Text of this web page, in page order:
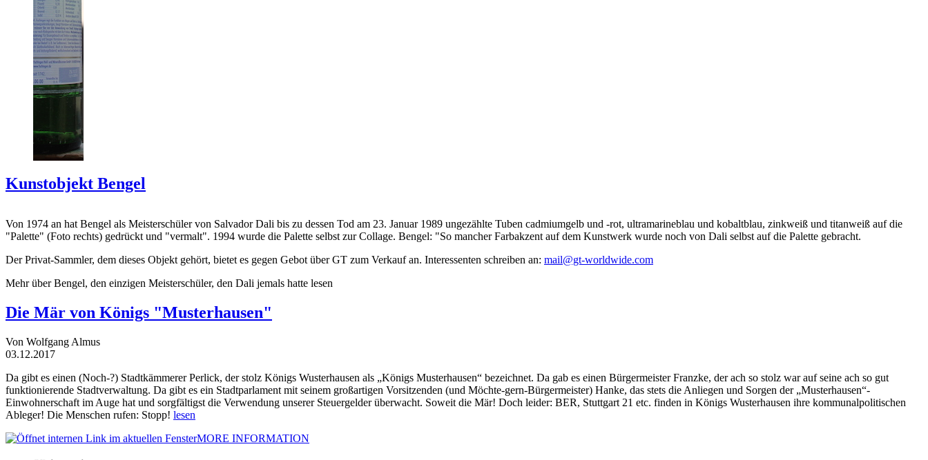
Kunstobjekt Bengel
Von 1974 an hat Bengel als Meisterschüler von Salvador Dali bis zu dessen Tod am 23. Januar 1989 ungezählte Tuben cadmiumgelb und -rot, ultramarineblau und kobaltblau, zinkweiß und titanweiß auf die
"Palette" (Foto rechts) gedrückt und "vermalt". 1994 wurde die Palette selbst zur Collage. Bengel: "So mancher Farbakzent auf dem Kunstwerk wurde noch von Dali selbst auf die Palette gebracht.
Der Privat-Sammler, dem dieses Objekt gehört, bietet es gegen Gebot über GT zum Verkauf an. Interessenten schreiben an: mail@gt-worldwide.com
Mehr über Bengel, den einzigen Meisterschüler, den Dali jemals hatte lesen
Die Mär von Königs "Musterhausen"
Von Wolfgang Almus
03.12.2017
Da gibt es einen (Noch-?) Stadtkämmerer Perlick, der stolz Königs Wusterhausen als „Königs Musterhausen“ bezeichnet. Da gab es einen Bürgermeister Franzke, der ach so stolz war auf seine ach so gut
funktionierende Stadtverwaltung. Da gibt es ein Stadtparlament mit seinem großartigen Vorsitzenden (und Möchte-gern-Bürgermeister) Hanke, das stets die Anliegen und Sorgen der „Musterhausen“-
Einwohnerschaft im Auge hat und sorgfältigst die Verwendung unserer Steuergelder überwacht. Soweit die Mär! Doch leider: BER, Stuttgart 21 etc. finden in Königs Wusterhausen ihre kommunalpolitischen
Ableger! Die Menschen rufen: Stopp! lesen
MORE INFORMATION